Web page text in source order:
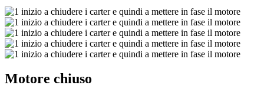
Motore chiuso